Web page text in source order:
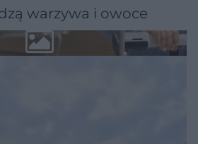
warzywa i owoce